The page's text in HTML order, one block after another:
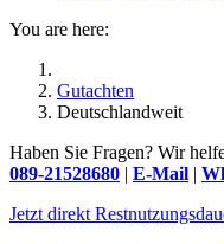
You are here:
Gutachten
Deutschlandweit
Haben Sie Fragen? Wir
089-21528680 | E-Mail |
Jetzt direkt